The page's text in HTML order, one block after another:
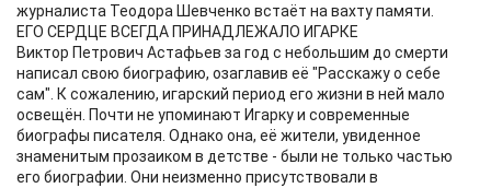
журналиста Теодора Шевченко встаёт на вахту памяти.
ЕГО СЕРДЦЕ ВСЕГДА ПРИНАДЛЕЖАЛО ИГАРКЕ
Виктор Петрович Астафьев за год с небольшим до смерти
написал свою биографию, озаглавив её "Расскажу о себе
сам". К сожалению, игарский период его жизни в ней мало
освещён. Почти не упоминают Игарку и современные
биографы писателя. Однако она, её жители, увиденное
знаменитым прозаиком в детстве - были не только частью
его биографии. Они неизменно присутствовали в